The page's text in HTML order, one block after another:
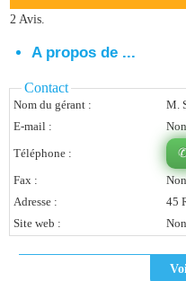
Vous Êtes Une Société
Comment Ça Marche ?
Quels Bénéfices Pour Ma
Témoignages Adhérents
Donnez Votre Avis
Contact
2 Avis.
A propos de ...
Contact
Nom du gérant :
M.
E-mail :
Téléphone :
Fax :
Adresse :
Site web :